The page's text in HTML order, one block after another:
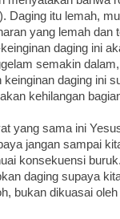
Daging itu lemah,
yang lemah dan
daging ini
semakin
keinginan daging ini
kehilangan
yang sama ini
jangan sampai
konsekuensi
daging supaya
bukan dikuasai